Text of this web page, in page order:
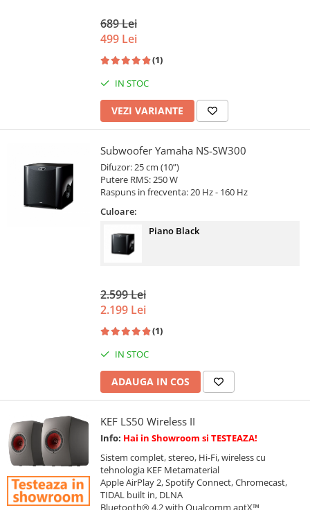
689 Lei
499 Lei
(1)
IN STOC
VEZI VARIANTE
Subwoofer Yamaha NS-SW300
Difuzor: 25 cm (10”)
Putere RMS: 250 W
Raspuns in frecventa: 20 Hz - 160 Hz
Culoare:
Piano Black
2.599 Lei
2.199 Lei
(1)
IN STOC
ADAUGA IN COS
KEF LS50 Wireless II
Info: Hai in Showroom si TESTEAZA!
Sistem complet, stereo, Hi-Fi, wireless cu
tehnologia KEF Metamaterial
Apple AirPlay 2, Spotify Connect, Chromecast,
TIDAL built in, DLNA